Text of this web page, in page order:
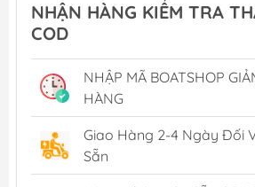
NHẬN HÀNG KIỂM TRA
COD
NHẬP MÃ BOATSHOP
HÀNG
Giao Hàng 2-4 Ngày Đối
Sẵn